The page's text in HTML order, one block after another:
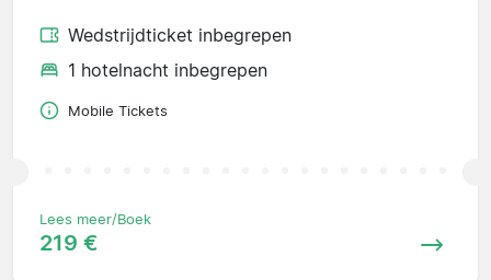
Wedstrijdticket inbegrepen
1 hotelnacht inbegrepen
Mobile Tickets
Lees meer/Boek
219 €